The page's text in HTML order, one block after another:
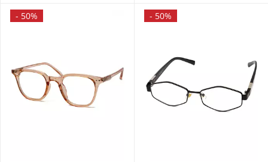
- 50% - 50%